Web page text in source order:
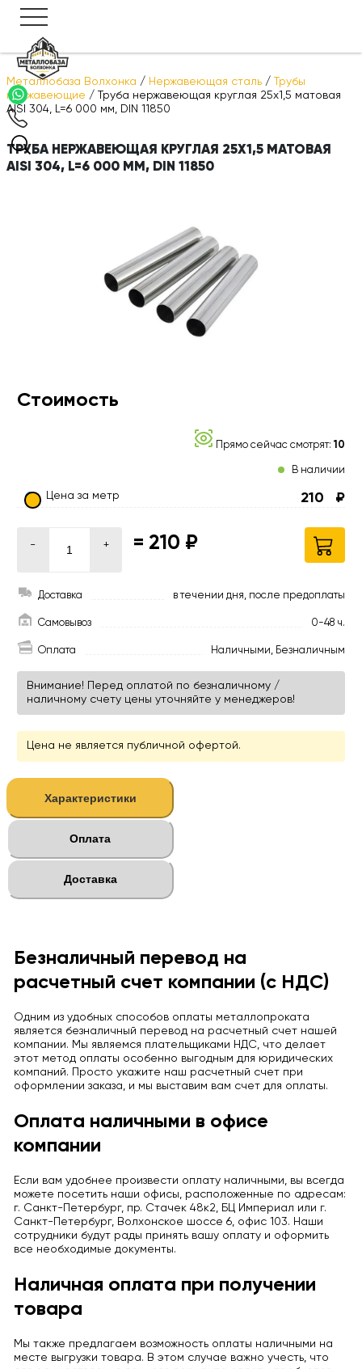
Металлобаза Волхонка / Нержавеющая сталь /
Трубы
нержавеющие /
Труба нержавеющая круглая 25х1,5 матовая
AISI 304, L=6 000 мм, DIN 11850
ТРУБА НЕРЖАВЕЮЩАЯ КРУГЛАЯ 25Х1,5 МАТОВАЯ
AISI 304, L=6 000 ММ, DIN 11850
Стоимость
Прямо сейчас смотрят:10
В наличии
Цена за метр 210 ₽
- + = 210 ₽
Доставка в течении дня, после предоплаты
Самовывоз 0-48 ч.
Оплата Наличными, Безналичным
Внимание! Перед оплатой по безналичному /
наличному счету цены уточняйте у менеджеров!
Цена не является публичной офертой.
Характеристики
Оплата
Доставка
Безналичный перевод на
расчетный счет компании (с НДС)
Одним из удобных способов оплаты металлопроката
является безналичный перевод на расчетный счет нашей
компании. Мы являемся плательщиками НДС, что делает
этот метод оплаты особенно выгодным для юридических
компаний. Просто укажите наш расчетный счет при
оформлении заказа, и мы выставим вам счет для оплаты.
Оплата наличными в офисе
компании
Если вам удобнее произвести оплату наличными, вы всегда
можете посетить наши офисы, расположенные по адресам:
г. Санкт-Петербург, пр. Стачек 48к2, БЦ Империал или г.
Санкт-Петербург, Волхонское шоссе 6, офис 103. Наши
сотрудники будут рады принять вашу оплату и оформить
все необходимые документы.
Наличная оплата при получении
товара
Мы также предлагаем возможность оплаты наличными на
месте выгрузки товара. В этом случае важно учесть, что